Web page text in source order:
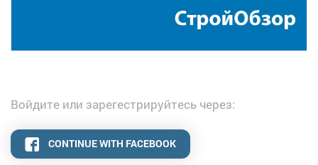
Войдите или зарегестрируйтесь через:
CONTINUE WITH FACEBOOK